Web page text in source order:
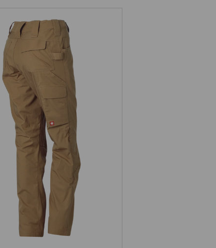
vers la collection
Pantalon à taille élast. e.s.e:pic
ripstop, femmes